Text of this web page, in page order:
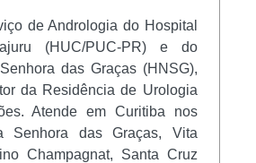
de Andrologia do Hospital
(HUC/PUC-PR) e do
das Graças (HNSG),
da Residência de Urologia
Atende em Curitiba nos
Senhora das Graças, Vita
Champagnat, Santa Cruz